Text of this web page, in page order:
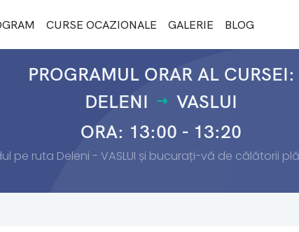
CURSE OCAZIONALE GALERIE BLOG
PROGRAMUL ORAR AL CURSEI:
DELENI
VASLUI
ORA: 13:00 - 13:20
pe ruta Deleni - VASLUI și bucurați-vă de călătorii